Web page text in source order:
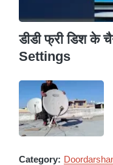
डीडी फ्री डिश के
Settings
Category: